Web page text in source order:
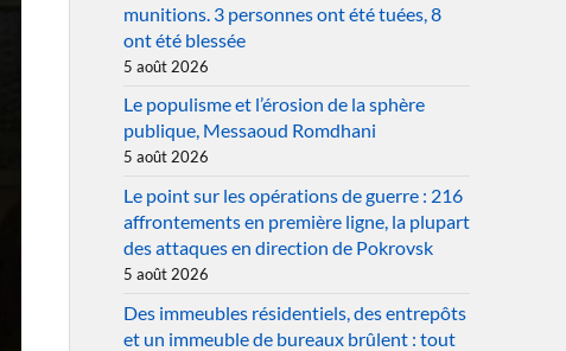
munitions. 3 personnes ont été tuées, 8
ont été blessée
5 août 2026
Le populisme et l’érosion de la sphère
publique, Messaoud Romdhani
5 août 2026
Le point sur les opérations de guerre : 216
affrontements en première ligne, la plupart
des attaques en direction de Pokrovsk
5 août 2026
Des immeubles résidentiels, des entrepôts
et un immeuble de bureaux brûlent : tout